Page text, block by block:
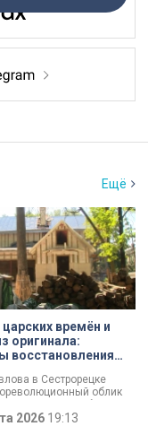
Ещё
времён и
оригинала:
восстановления
в Сестрорецке
облик
программе «Рубль за
льготная арендная
действует для
2026 19:13